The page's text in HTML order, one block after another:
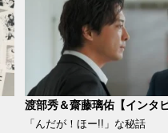
渡部秀＆齋藤璃佑【インタビ
「んだが！ほー!!」な秘話